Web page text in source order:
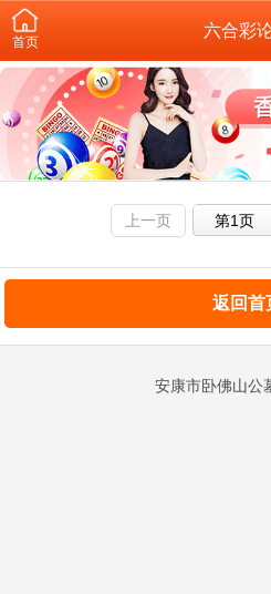
首页
六合彩
上一页 第1页
返回首
安康市卧佛山公